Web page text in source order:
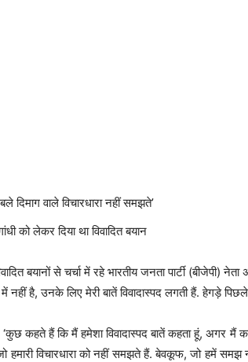
दिमाग वाले विचारधारा नहीं समझते’
को लेकर दिया था विवादित बयान
बयानों से चर्चा में रहे भारतीय जनता पार्टी (बीजेपी)
नहीं है, उनके लिए मेरी बातें विवादास्पद लगती हैं. हेगड़े
‘कुछ कहते हैं कि मैं हमेशा विवादास्पद बातें कहता हूं, अगर
जो हमारी विचारधारा को नहीं समझते हैं. बेवकूफ, जो हमें